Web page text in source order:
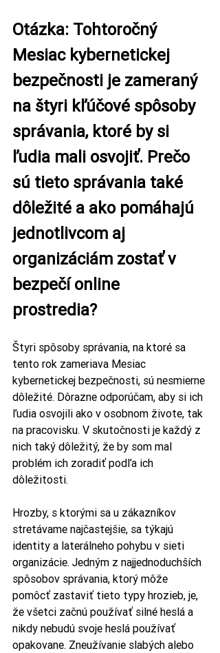
Otázka: Tohtoročný
Mesiac kybernetickej
bezpečnosti je zameraný
na štyri kľúčové spôsoby
správania, ktoré by si
ľudia mali osvojiť. Prečo
sú tieto správania také
dôležité a ako pomáhajú
jednotlivcom aj
organizáciám zostať v
bezpečí online
prostredia?
Štyri spôsoby správania, na ktoré sa
tento rok zameriava Mesiac
kybernetickej bezpečnosti, sú nesmierne
dôležité. Dôrazne odporúčam, aby si ich
ľudia osvojili ako v osobnom živote, tak
na pracovisku. V skutočnosti je každý z
nich taký dôležitý, že by som mal
problém ich zoradiť podľa ich
dôležitosti.
Hrozby, s ktorými sa u zákazníkov
stretávame najčastejšie, sa týkajú
identity a laterálneho pohybu v sieti
organizácie. Jedným z najjednoduchších
spôsobov správania, ktorý môže
pomôcť zastaviť tieto typy hrozieb, je,
že všetci začnú používať silné heslá a
nikdy nebudú svoje heslá používať
opakovane. Zneužívanie slabých alebo